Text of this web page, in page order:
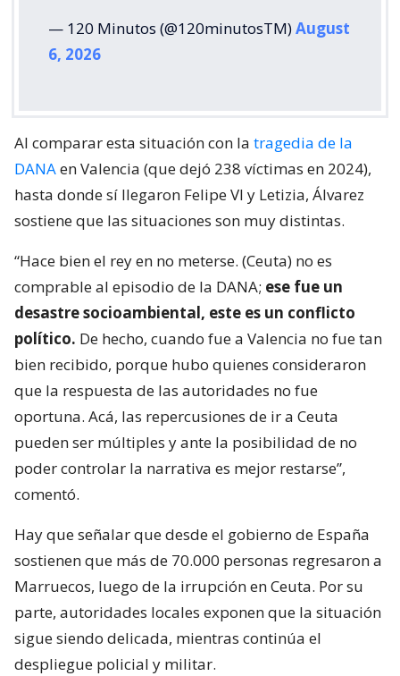
— 120 Minutos (@120minutosTM)August
6, 2026
Al comparar esta situación con la tragedia de la
DANAen Valencia (que dejó 238 víctimas en 2024),
hasta donde sí llegaron Felipe VI y Letizia, Álvarez
sostiene que las situaciones son muy distintas.
“Hace bien el rey en no meterse. (Ceuta) no es
comprable al episodio de la DANA; ese fue un
desastre socioambiental, este es un conflicto
político. De hecho, cuando fue a Valencia no fue tan
bien recibido, porque hubo quienes consideraron
que la respuesta de las autoridades no fue
oportuna. Acá, las repercusiones de ir a Ceuta
pueden ser múltiples y ante la posibilidad de no
poder controlar la narrativa es mejor restarse”,
comentó.
Hay que señalar que desde el gobierno de España
sostienen que más de 70.000 personas regresaron a
Marruecos, luego de la irrupción en Ceuta. Por su
parte, autoridades locales exponen que la situación
sigue siendo delicada, mientras continúa el
despliegue policial y militar.